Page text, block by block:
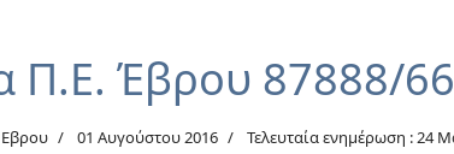
Π.Ε. Έβρου 87888/
Εβρου 01 Αυγούστου 2016 Τελευταία ενημέρωση : 24